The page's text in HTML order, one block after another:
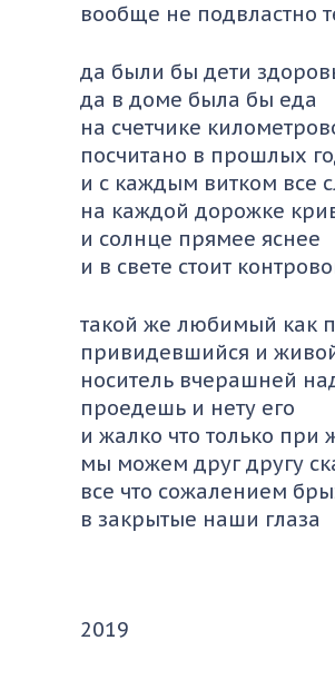
вообще не подвластно
да были бы дети
да в доме была бы еда
на счетчике
посчитано в прошлых
и с каждым витком все
на каждой дорожке
и солнце прямее яснее
и в свете стоит
такой же любимый как
привидевшийся и
носитель вчерашней
проедешь и нету его
и жалко что только при
мы можем друг другу
все что сожалением
в закрытые наши глаза
2019